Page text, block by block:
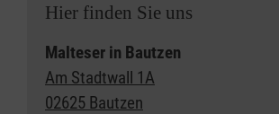
Hier finden Sie uns
Malteser in Bautzen
Am Stadtwall 1A
02625 Bautzen